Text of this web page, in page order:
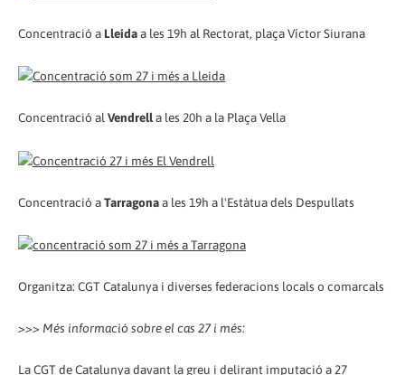
Concentració a Lleidaa les 19h al Rectorat, plaça Víctor Siurana
Concentració alVendrella les 20h a la Plaça Vella
Concentració aTarragonaa les 19h a l'Estàtua dels Despullats
Organitza: CGT Catalunya i diverses federacions locals o comarcals
>>> Més informació sobre el cas 27 i més:
La CGT de Catalunya davant la greu i delirant imputació a 27